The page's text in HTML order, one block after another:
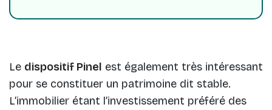
Le dispositif Pinel est également très intéressant
pour se constituer un patrimoine dit stable.
L’immobilier étant l’investissement préféré des